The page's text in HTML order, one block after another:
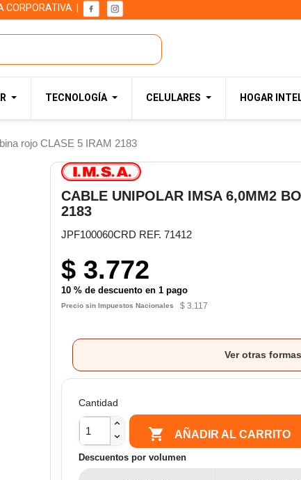
CORPORATIVA
TECNOLOGÍA CELULARES HOGAR
rojo CLASE 5 IRAM 2183
CABLE UNIPOLAR IMSA 6,0MM2
2183
JPF100060CRD REF. 71412
$ 3.772
10 % de descuento en 1 pago
Precio sin Impuestos Nacionales $ 3.117
Ver otras
Cantidad
 AÑADIR AL CARRITO
Descuentos por volumen